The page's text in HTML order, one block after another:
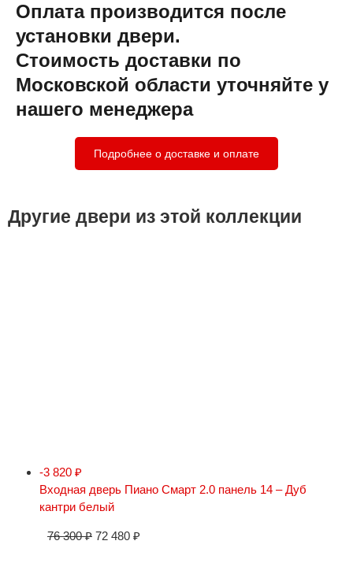
Оплата производится после
установки двери.
Стоимость доставки по
Московской области уточняйте у
нашего менеджера
Подробнее о доставке и оплате
Другие двери из этой коллекции
-3 820 ₽
Входная дверь Пиано Смарт 2.0 панель 14 – Дуб
кантри белый
76 300₽ 72 480 ₽